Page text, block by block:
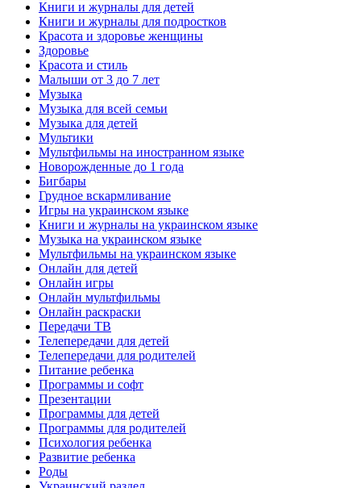
Книги и журналы для детей
Книги и журналы для подростков
Красота и здоровье женщины
Здоровье
Красота и стиль
Малыши от 3 до 7 лет
Музыка
Музыка для всей семьи
Музыка для детей
Мультики
Мультфильмы на иностранном языке
Новорожденные до 1 года
Бигбары
Грудное вскармливание
Игры на украинском языке
Книги и журналы на украинском языке
Музыка на украинском языке
Мультфильмы на украинском языке
Онлайн для детей
Онлайн игры
Онлайн мультфильмы
Онлайн раскраски
Передачи ТВ
Телепередачи для детей
Телепередачи для родителей
Питание ребенка
Программы и софт
Презентации
Программы для детей
Программы для родителей
Психология ребенка
Развитие ребенка
Роды